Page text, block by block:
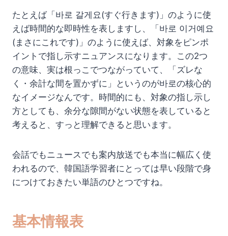
たとえば「바로 갈게요(すぐ行きます)」のように使
えば時間的な即時性を表しますし、「바로 이거예요
(まさにこれです)」のように使えば、対象をピンポ
イントで指し示すニュアンスになります。この2つ
の意味、実は根っこでつながっていて、「ズレな
く・余計な間を置かずに」というのが바로の核心的
なイメージなんです。時間的にも、対象の指し示し
方としても、余分な隙間がない状態を表していると
考えると、すっと理解できると思います。
会話でもニュースでも案内放送でも本当に幅広く使
われるので、韓国語学習者にとっては早い段階で身
につけておきたい単語のひとつですね。
基本情報表